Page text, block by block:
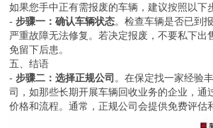
如果您手中正有需报废的车辆，建议按照以下
-步骤一：确认车辆状态。检查车辆是否已到
严重故障无法修复。若决定报废，不要私下出
免留下后患。
五、结语
-步骤二：选择正规公司 。在保定找一家经验
司，如那些长期开展车辆回收业务的企业，通
价格和流程。通常，正规公司会提供免费评估